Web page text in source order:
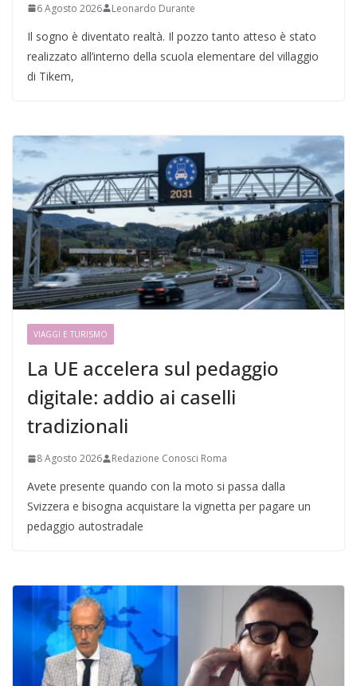
6 Agosto 2026 Leonardo Durante
Il sogno è diventato realtà. Il pozzo tanto atteso è stato
realizzato all’interno della scuola elementare del villaggio
di Tikem,
VIAGGI E TURISMO
La UE accelera sul pedaggio
digitale: addio ai caselli
tradizionali
8 Agosto 2026 Redazione Conosci Roma
Avete presente quando con la moto si passa dalla
Svizzera e bisogna acquistare la vignetta per pagare un
pedaggio autostradale